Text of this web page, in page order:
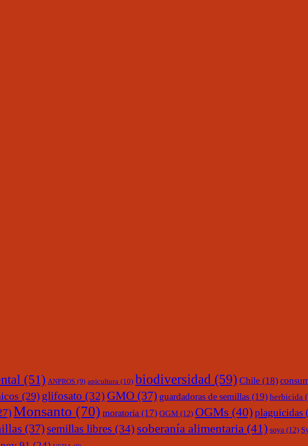
(51) ANPROS (9) apicultura (10) biodiversidad (59) Chile (18)
(29) glifosato (32) GMO (37) guardadoras de semillas (19) herbicida
Monsanto (70) moratoria (17) OGM (12) OGMs (40)plaguicidas
(37) semillas libres (34) soberanía alimentaria (41) soya (12)